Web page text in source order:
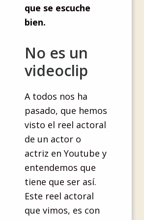
que se escuche
bien.
No es un
videoclip
A todos nos ha
pasado, que hemos
visto el reel actoral
de un actor o
actriz en Youtube y
entendemos que
tiene que ser así.
Este reel actoral
que vimos, es con